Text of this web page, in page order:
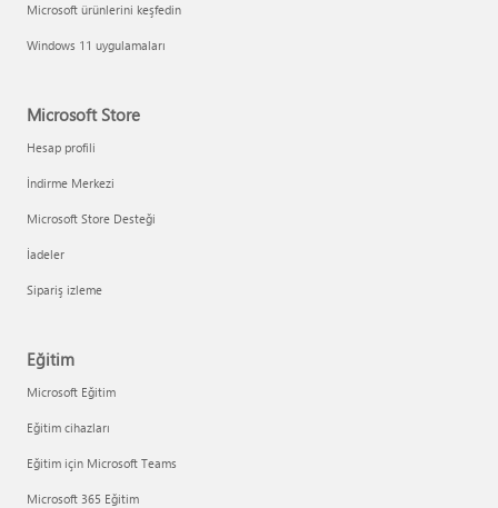
Microsoft ürünlerini keşfedin
Windows 11 uygulamaları
Microsoft Store
Hesap profili
İndirme Merkezi
Microsoft Store Desteği
İadeler
Sipariş izleme
Eğitim
Microsoft Eğitim
Eğitim cihazları
Eğitim için Microsoft Teams
Microsoft 365 Eğitim